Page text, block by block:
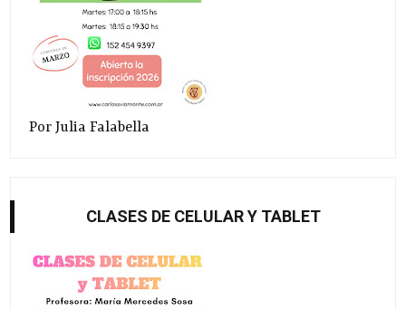
Por Julia Falabella
CLASES DE CELULAR Y TABLET